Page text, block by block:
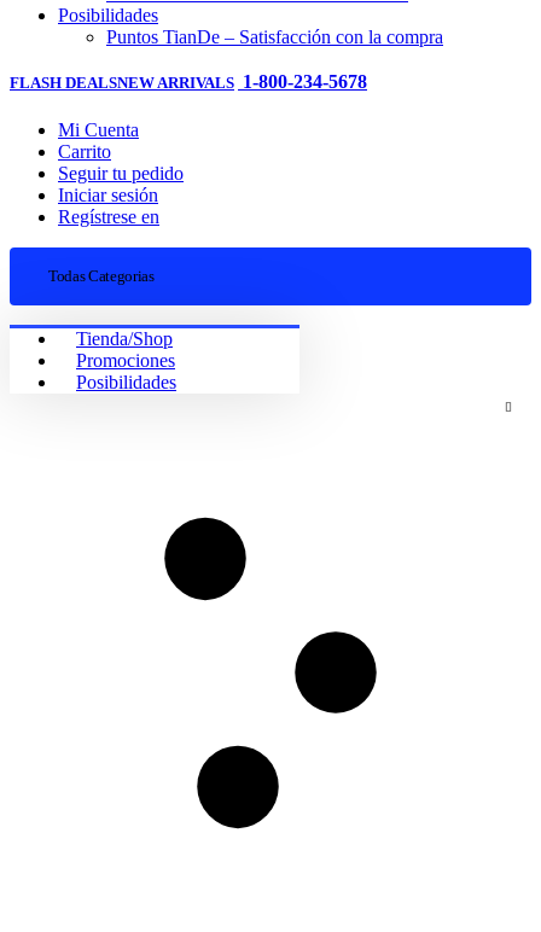
Posibilidades
Puntos TianDe – Satisfacción con la compra
FLASH DEALSNEW ARRIVALS 1-800-234-5678
Mi Cuenta
Carrito
Seguir tu pedido
Iniciar sesión
Regístrese en
Todas Categorias
Tienda/Shop
Promociones
Posibilidades